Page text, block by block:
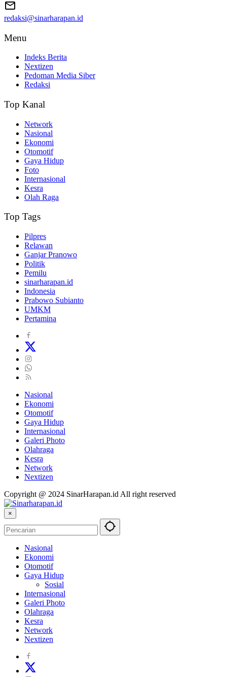
redaksi@sinarharapan.id
Menu
Indeks Berita
Nextizen
Pedoman Media Siber
Redaksi
Top Kanal
Network
Nasional
Ekonomi
Otomotif
Gaya Hidup
Foto
Internasional
Kesra
Olah Raga
Top Tags
Pilpres
Relawan
Ganjar Pranowo
Politik
Pemilu
sinarharapan.id
Indonesia
Prabowo Subianto
UMKM
Pertamina
Nasional
Ekonomi
Otomotif
Gaya Hidup
Internasional
Galeri Photo
Olahraga
Kesra
Network
Nextizen
Copyright @ 2024 SinarHarapan.id All right reserved
×
Nasional
Ekonomi
Otomotif
Gaya Hidup
Sosial
Internasional
Galeri Photo
Olahraga
Kesra
Network
Nextizen